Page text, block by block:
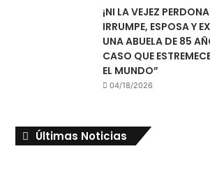
¡NI LA VEJEZ
IRRUMPE, ESPOSA Y
UNA ABUELA DE 85
CASO QUE
EL MUNDO”
04/18/2026
Últimas Noticias